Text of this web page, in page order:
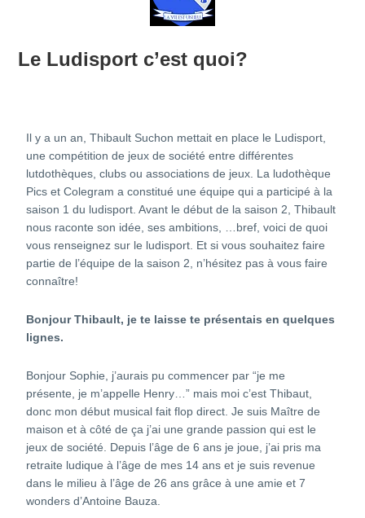
Le Ludisport c’est quoi?
Il y a un an, Thibault Suchon mettait en place le Ludisport,
une compétition de jeux de société entre différentes
lutdothèques, clubs ou associations de jeux. La ludothèque
Pics et Colegram a constitué une équipe qui a participé à la
saison 1 du ludisport. Avant le début de la saison 2, Thibault
nous raconte son idée, ses ambitions, …bref, voici de quoi
vous renseignez sur le ludisport. Et si vous souhaitez faire
partie de l’équipe de la saison 2, n’hésitez pas à vous faire
connaître!
BonjourThibault, je te laisse te présentais en quelques
lignes.
Bonjour Sophie, j’aurais pu commencer par “je me
présente, je m’appelle Henry…” mais moi c’est Thibaut,
donc mon début musical fait flop direct. Je suis Maître de
maison et à côté de ça j’ai une grande passion qui est le
jeux de société. Depuis l’âge de 6 ans je joue, j’ai pris ma
retraite ludique à l’âge de mes 14 ans et je suis revenue
dans le milieu à l’âge de 26 ans grâce à une amie et 7
wonders d’Antoine Bauza.